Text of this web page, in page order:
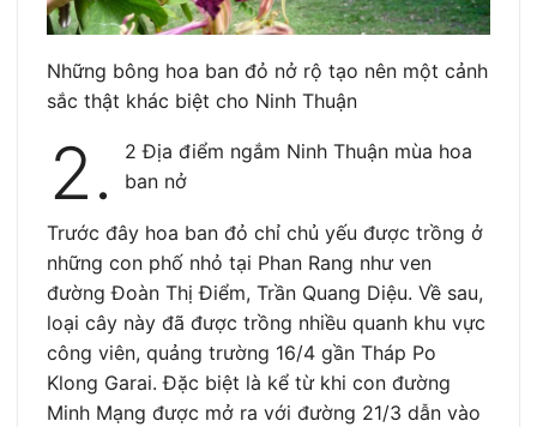
Những bông hoa ban đỏ nở rộ tạo nên một cảnh
sắc thật khác biệt cho Ninh Thuận
2.
2 Địa điểm ngắm Ninh Thuận mùa hoa
ban nở
Trước đây hoa ban đỏ chỉ chủ yếu được trồng ở
những con phố nhỏ tại Phan Rang như ven
đường Đoàn Thị Điểm, Trần Quang Diệu. Về sau,
loại cây này đã được trồng nhiều quanh khu vực
công viên, quảng trường 16/4 gần Tháp Po
Klong Garai. Đặc biệt là kể từ khi con đường
Minh Mạng được mở ra với đường 21/3 dẫn vào